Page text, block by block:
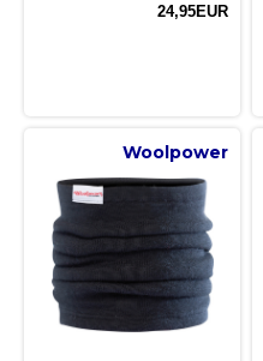
24,95EUR
Woolpower